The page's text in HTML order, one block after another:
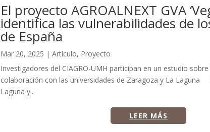
El proyecto AGROALNEXT GVA
identifica las vulnerabilidades de
de España
Mar 20, 2025 |Artículo, Proyecto
Investigadores del CIAGRO-UMH participan en un estudio
colaboración con las universidades de Zaragoza y La Laguna
Laguna y...
LEER MÁS